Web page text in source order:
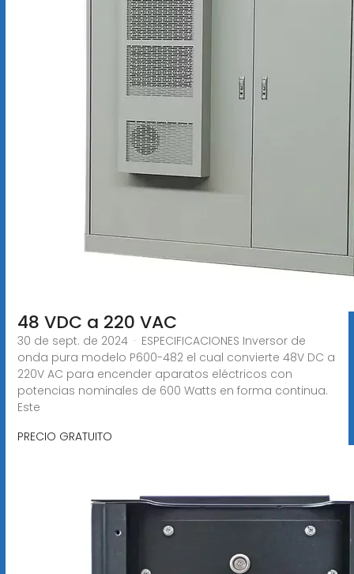
48 VDC a 220 VAC
30 de sept. de 2024 · ESPECIFICACIONES Inversor de
onda pura modelo P600-482 el cual convierte 48V DC a
220V AC para encender aparatos eléctricos con
potencias nominales de 600 Watts en forma continua.
Este
PRECIO GRATUITO